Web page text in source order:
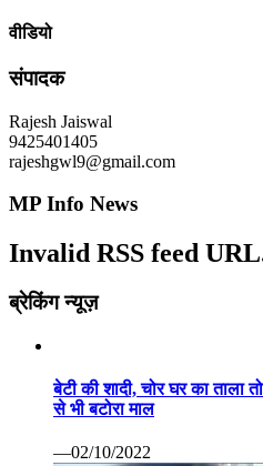
वीडियो
संपादक
Rajesh Jaiswal
9425401405
rajeshgwl9@gmail.com
MP Info News
Invalid RSS feed
ब्रेकिंग न्यूज़
बेटी की शादी, चोर घर का
से भी बटोरा माल
—02/10/2022